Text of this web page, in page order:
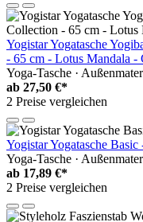
Yogistar Yogatasche
- 65 cm - Lotus Mandala -
Yoga-Tasche ·
ab 27,50 €*
2 Preise vergleichen
Yogistar Yogatasche
Yoga-Tasche ·
ab 17,89 €*
2 Preise vergleichen